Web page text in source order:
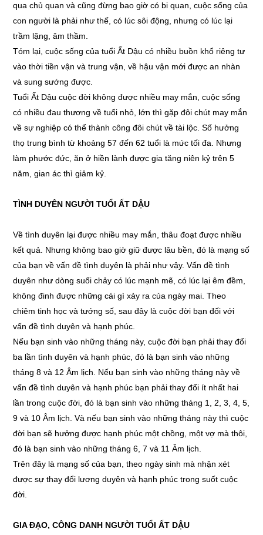
qua chủ quan và cũng đừng bao giờ có bi quan, cuộc sống của
con người là phải như thế, có lúc sôi động, nhưng có lúc lại
trầm lặng, âm thầm.
Tóm lại, cuộc sống của tuổi Ất Dậu có nhiều buồn khổ riêng tư
vào thời tiền vận và trung vận, về hậu vận mới được an nhàn
và sung sướng được.
Tuổi Ất Dậu cuộc đời không được nhiều may mắn, cuộc sống
có nhiều đau thương về tuổi nhỏ, lớn thì gặp đôi chút may mắn
về sự nghiệp có thể thành công đôi chút về tài lộc. Số hưởng
thọ trung bình từ khoảng 57 đến 62 tuổi là mức tối đa. Nhưng
làm phước đức, ăn ở hiền lành được gia tăng niên kỷ trên 5
năm, gian ác thì giảm kỷ.
TÌNH DUYÊN NGƯỜI TUỔI ẤT DẬU
Về tình duyên lại được nhiều may mắn, thâu đoạt được nhiều
kết quả. Nhưng không bao giờ giữ được lâu bền, đó là mạng số
của bạn về vấn đề tình duyên là phải như vậy. Vấn đề tình
duyên như dòng suối chảy có lúc mạnh mẽ, có lúc lại êm đềm,
không đinh được những cái gì xảy ra của ngày mai. Theo
chiêm tinh học và tướng số, sau đây là cuộc đời bạn đối với
vấn đề tình duyên và hạnh phúc.
Nếu bạn sinh vào những tháng này, cuộc đời bạn phải thay đổi
ba lần tình duyên và hạnh phúc, đó là bạn sinh vào những
tháng 8 và 12 Âm lịch. Nếu bạn sinh vào những tháng này về
vấn đề tình duyên và hạnh phúc bạn phải thay đổi ít nhất hai
lần trong cuộc đời, đó là bạn sinh vào những tháng 1, 2, 3, 4, 5,
9 và 10 Âm lịch. Và nếu bạn sinh vào những tháng này thì cuộc
đời bạn sẽ hưởng được hạnh phúc một chồng, một vợ mà thôi,
đó là bạn sinh vào những tháng 6, 7 và 11 Âm lịch.
Trên đây là mạng số của bạn, theo ngày sinh mà nhận xét
được sự thay đổi lương duyên và hạnh phúc trong suốt cuộc
đời.
GIA ĐẠO, CÔNG DANH NGƯỜI TUỔI ẤT DẬU